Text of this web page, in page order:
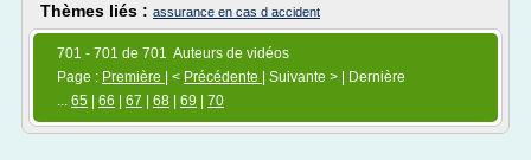
Thèmes liés : assurance en cas d accident
701 - 701 de 701 Auteurs de vidéos
Page : Première | < Précédente
| Suivante > | Dernière
... 65 66 67 68 69 70